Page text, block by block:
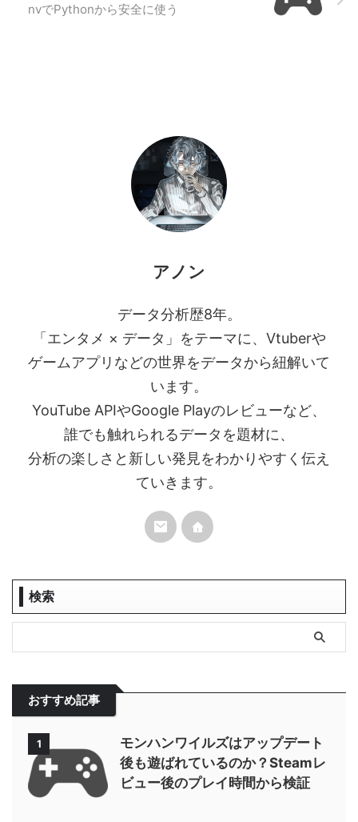
nvでPythonから安全に使う
アノン
データ分析歴8年。
「エンタメ × データ」をテーマに、Vtuberや
ゲームアプリなどの世界をデータから紐解いて
います。
YouTube APIやGoogle Playのレビューなど、
誰でも触れられるデータを題材に、
分析の楽しさと新しい発見をわかりやすく伝え
ていきます。
検索
おすすめ記事
1
モンハンワイルズはアップデート
後も遊ばれているのか？Steamレ
ビュー後のプレイ時間から検証